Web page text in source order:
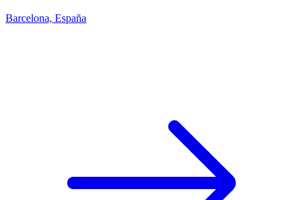
Barcelona, España